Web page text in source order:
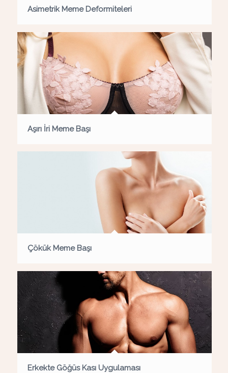
Asimetrik Meme Deformiteleri
Aşırı İri Meme Başı
Çökük Meme Başı
Erkekte Göğüs Kası Uygulaması